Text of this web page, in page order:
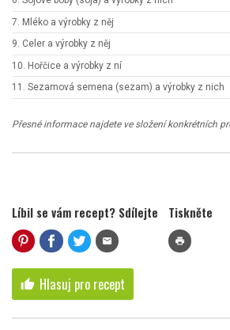
7. Mléko a výrobky z něj
9. Celer a výrobky z něj
10. Hořčice a výrobky z ní
11. Sezamová semena (sezam) a výrobky z nich
Přesné informace najdete ve složení konkrétních
Líbil se vám recept? Sdílejte
mail
Tiskněte
print
thumb_up Hlasuj pro recept